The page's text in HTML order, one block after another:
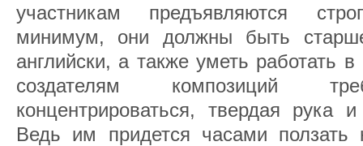
участникам предъявляются
минимум, они должны быть
английски, а также уметь работать
создателям композиций
концентрироваться, твердая рука
Ведь им придется часами ползать